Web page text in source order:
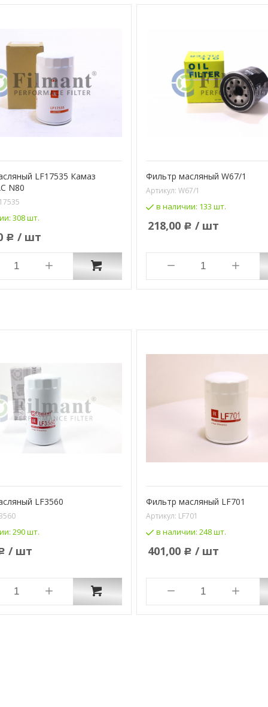
LF17535 Камаз
N80
308 шт.
Р / шт
Фильтр масляный W67/1
Артикул: W67/1
в наличии: 133 шт.
218,00 Р / шт
LF3560
290 шт.
/ шт
Фильтр масляный LF701
Артикул: LF701
в наличии: 248 шт.
401,00 Р / шт